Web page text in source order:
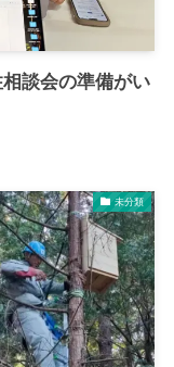
談会の準備がい
未分類